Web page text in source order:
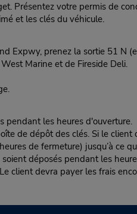
Présentez votre permis de
et les clés du véhicule.
Expwy, prenez la sortie 51 N
Marine et de Fireside Deli.
pendant les heures d'ouverture.
de dépôt des clés. Si le
de fermeture) jusqu’à ce
déposés pendant les
client devra payer les frais